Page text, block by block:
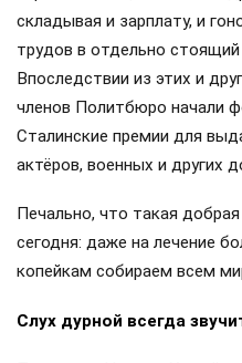
складывая и зарплату, и
трудов в отдельно
Впоследствии из этих и
членов Политбюро начали
Сталинские премии для
актёров, военных и других
Печально, что такая
сегодня: даже на лечение
копейкам собираем всем
Слух дурной всегда